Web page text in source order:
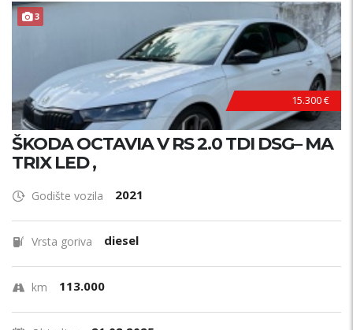
3 TOP STANJE !
15.300 €
ŠKODA OCTAVIA V RS 2.0 TDI DSG– MA
TRIX LED ,
Godište vozila 2021
Vrsta goriva diesel
km 113.000